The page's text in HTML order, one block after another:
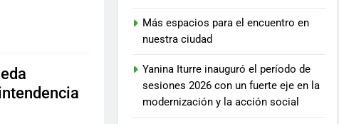
Más espacios para el encuentro en
nuestra ciudad
Yanina Iturre inauguró el período de
sesiones 2026 con un fuerte eje en la
modernización y la acción social